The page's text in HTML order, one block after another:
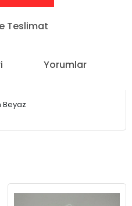
Teslimat
Yorumlar
Beyaz